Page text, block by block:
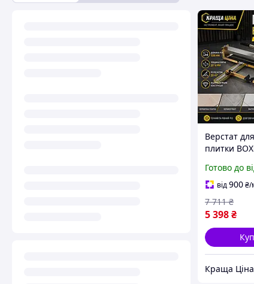
Верстат
плитки
16 мм,
різ 45°
Готово до
від900₴/
5 398₴
7 711 ₴
Краща Ціна